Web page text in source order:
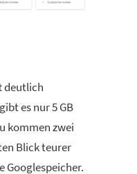
deutlich
es nur 5 GB
kommen zwei
Blick teurer
Googlespeicher.